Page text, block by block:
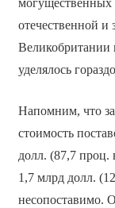
отечественной
уделялось
Напомним, что
стоимость
долл. (87,7 проц.
1,7 млрд долл.
несопоставимо.